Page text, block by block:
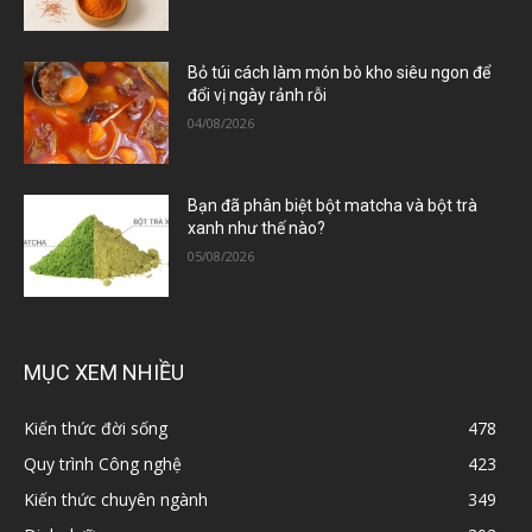
Bỏ túi cách làm món bò kho siêu ngon để
đổi vị ngày rảnh rỗi
04/08/2026
Bạn đã phân biệt bột matcha và bột trà
xanh như thế nào?
05/08/2026
MỤC XEM NHIỀU
Kiến thức đời sống
478
Quy trình Công nghệ
423
Kiến thức chuyên ngành
349